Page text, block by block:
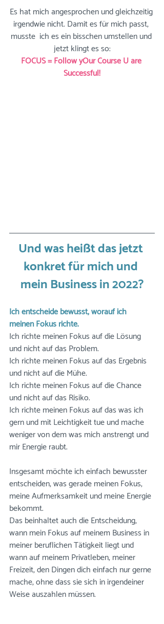
Es hat mich angesprochen und gleichzeitig
irgendwie nicht. Damit es für mich passt,
musste  ich es ein bisschen umstellen und
jetzt klingt es so:
FOCUS = Follow yOur Course U are
Successful!
Und was heißt das jetzt
konkret für mich und
mein Business in 2022?
Ich entscheide bewusst, worauf ich
meinen Fokus richte.
Ich richte meinen Fokus auf die Lösung
und nicht auf das Problem.
Ich richte meinen Fokus auf das Ergebnis
und nicht auf die Mühe.
Ich richte meinen Fokus auf die Chance
und nicht auf das Risiko.
Ich richte meinen Fokus auf das was ich
gern und mit Leichtigkeit tue und mache
weniger von dem was mich anstrengt und
mir Energie raubt.
Insgesamt möchte ich einfach bewusster
entscheiden, was gerade meinen Fokus,
meine Aufmerksamkeit und meine Energie
bekommt.
Das beinhaltet auch die Entscheidung,
wann mein Fokus auf meinem Business in
meiner beruflichen Tätigkeit liegt und
wann auf meinem Privatleben, meiner
Freizeit, den Dingen dich einfach nur gerne
mache, ohne dass sie sich in irgendeiner
Weise auszahlen müssen.